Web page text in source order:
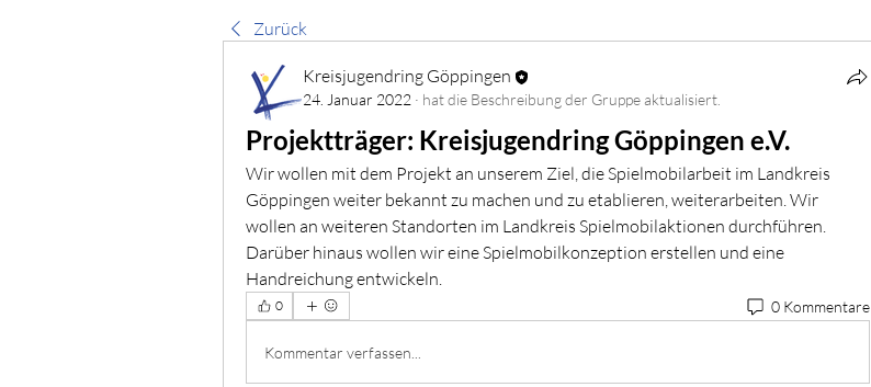
Zurück
Kreisjugendring Göppingen
24. Januar 2022 · hat die Beschreibung der Gruppe aktualisiert.
Projektträger: Kreisjugendring Göppingen e.V.
Wir wollen mit dem Projekt an unserem Ziel, die Spielmobilarbeit im Landkreis
Göppingen weiter bekannt zu machen und zu etablieren, weiterarbeiten. Wir
wollen an weiteren Standorten im Landkreis Spielmobilaktionen durchführen.
Darüber hinaus wollen wir eine Spielmobilkonzeption erstellen und eine
Handreichung entwickeln.
0 0 Kommentare
Kommentar verfassen...